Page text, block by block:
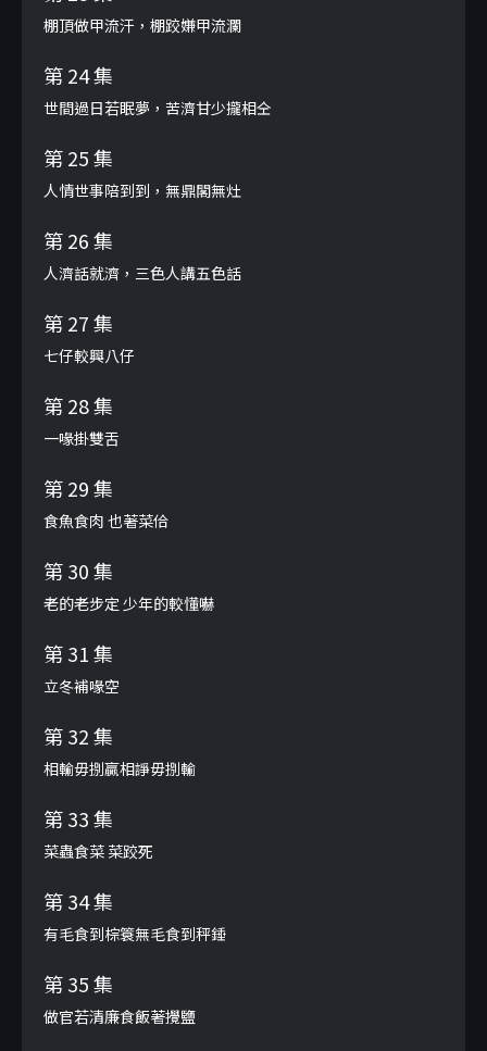
棚頂做甲流汗，棚跤嫌甲流瀾
第 24 集
世間過日若眠夢，苦濟甘少攏相仝
第 25 集
人情世事陪到到，無鼎閣無灶
第 26 集
人濟話就濟，三色人講五色話
第 27 集
七仔較興八仔
第 28 集
一喙掛雙舌
第 29 集
食魚食肉 也著菜佮
第 30 集
老的老步定 少年的較懂嚇
第 31 集
立冬補喙空
第 32 集
相輸毋捌贏相諍毋捌輸
第 33 集
菜蟲食菜 菜跤死
第 34 集
有毛食到棕簑無毛食到秤錘
第 35 集
做官若清廉食飯著攪鹽